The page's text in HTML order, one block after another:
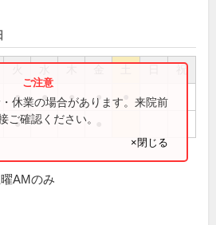
祝
● ● ● ●
●
休業の場合があります。来院前
ご確認ください。
×閉じる
AMのみ